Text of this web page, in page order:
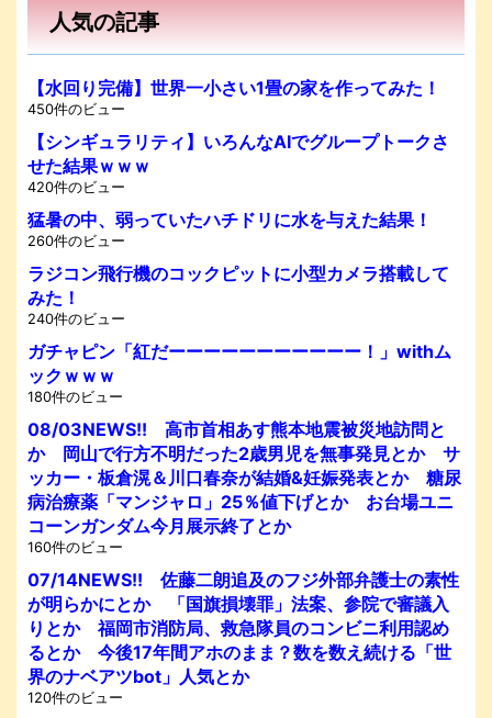
人気の記事
【水回り完備】世界一小さい1畳の家を作ってみた！
450件のビュー
【シンギュラリティ】いろんなAIでグループトークさ
せた結果ｗｗｗ
420件のビュー
猛暑の中、弱っていたハチドリに水を与えた結果！
260件のビュー
ラジコン飛行機のコックピットに小型カメラ搭載して
みた！
240件のビュー
ガチャピン「紅だーーーーーーーーーーー！」withム
ックｗｗｗ
180件のビュー
08/03NEWS!! 高市首相あす熊本地震被災地訪問と
か 岡山で行方不明だった2歳男児を無事発見とか サ
ッカー・板倉滉＆川口春奈が結婚&妊娠発表とか 糖尿
病治療薬「マンジャロ」25％値下げとか お台場ユニ
コーンガンダム今月展示終了とか
160件のビュー
07/14NEWS!! 佐藤二朗追及のフジ外部弁護士の素性
が明らかにとか 「国旗損壊罪」法案、参院で審議入
りとか 福岡市消防局、救急隊員のコンビニ利用認め
るとか 今後17年間アホのまま？数を数え続ける「世
界のナベアツbot」人気とか
120件のビュー